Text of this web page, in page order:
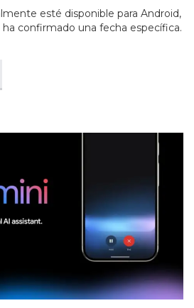
esté disponible para Android,
confirmado una fecha específica.